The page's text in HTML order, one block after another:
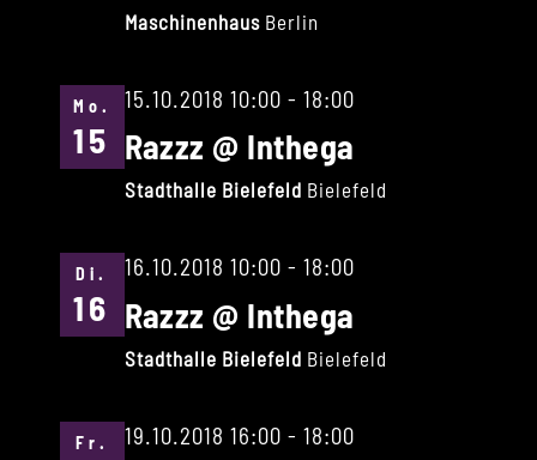
Maschinenhaus Berlin
Mo.
15
15.10.2018 10:00 - 18:00
Razzz @ Inthega
Stadthalle Bielefeld Bielefeld
Di.
16
16.10.2018 10:00 - 18:00
Razzz @ Inthega
Stadthalle Bielefeld Bielefeld
Fr. 19.10.2018 16:00 - 18:00